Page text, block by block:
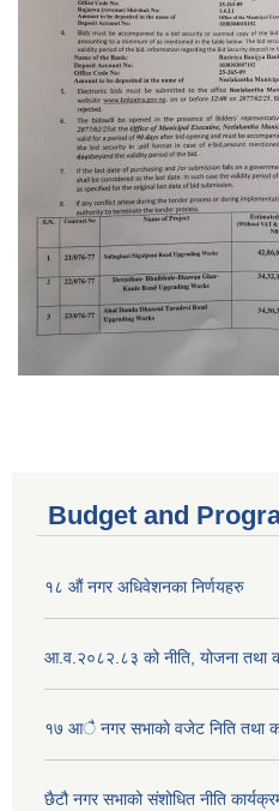
Budget and
१८ औं नगर अधिवेशनका निर्णयहरु
आ.व.२०८२.८३ को नीति, योजना तथा
१७ आै नगर सभाकाे वजेट निति तथा
छैटौ नगर सभाको संशोधित नीति